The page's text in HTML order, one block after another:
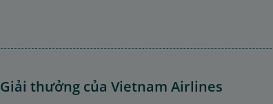
Giải thưởng của Vietnam Airlines